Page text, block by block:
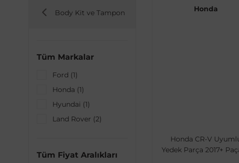
Body Kit ve Tampon
Tüm Markalar
Ford (1)
Honda (1)
Hyundai (1)
Land Rover (2)
Tüm Fiyat Aralıkları
Honda
Honda CR-V
Yedek Parça 2017+